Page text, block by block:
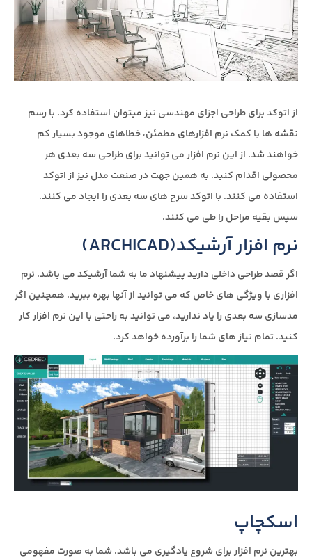
از اتوکد برای طراحی اجزای مهندسی نیز میتوان استفاده کرد. با رسم
نقشه ها با کمک نرم افزارهای مطمئن، خطاهای موجود بسیار کم
خواهند شد. از این نرم افزار می توانید برای طراحی سه بعدی هر
محصولی اقدام کنید. به همین جهت در صنعت مدل نیز از اتوکد
استفاده می کنند. با اتوکد سرح های سه بعدی را ایجاد می کنند.
سپس بقیه مراحل را طی می کنند.
نرم افزار آرشیکد(ARCHICAD)
اگر قصد طراحی داخلی دارید پیشنهاد ما به شما آرشیکد می باشد. نرم
افزاری با ویژگی های خاص که می توانید از آنها بهره ببرید. همچنین اگر
مدسازی سه بعدی را یاد ندارید، می توانید به راحتی با این نرم افزار کار
کنید. تمام نیاز های شما را برآورده خواهد کرد.
اسکچاپ
بهترین نرم افزار برای شروع یادگیری می باشد. شما به صورت مفهومی